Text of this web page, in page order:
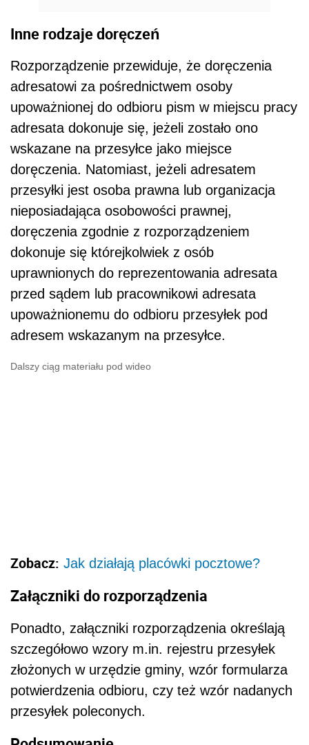
Inne rodzaje doręczeń
Rozporządzenie przewiduje, że doręczenia
adresatowi za pośrednictwem osoby
upoważnionej do odbioru pism w miejscu pracy
adresata dokonuje się, jeżeli zostało ono
wskazane na przesyłce jako miejsce
doręczenia. Natomiast, jeżeli adresatem
przesyłki jest osoba prawna lub organizacja
nieposiadająca osobowości prawnej,
doręczenia zgodnie z rozporządzeniem
dokonuje się którejkolwiek z osób
uprawnionych do reprezentowania adresata
przed sądem lub pracownikowi adresata
upoważnionemu do odbioru przesyłek pod
adresem wskazanym na przesyłce.
Dalszy ciąg materiału pod wideo
Zobacz: Jak działają placówki pocztowe?
Załączniki do rozporządzenia
Ponadto, załączniki rozporządzenia określają
szczegółowo wzory m.in. rejestru przesyłek
złożonych w urzędzie gminy, wzór formularza
potwierdzenia odbioru, czy też wzór nadanych
przesyłek poleconych.